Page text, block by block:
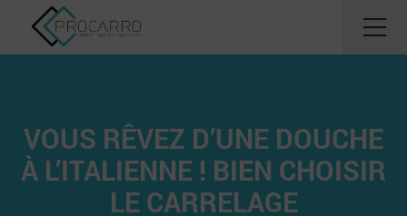
VOUS RÊVEZ D’UNE DOUCHE
À L’ITALIENNE ! BIEN CHOISIR
LE CARRELAGE